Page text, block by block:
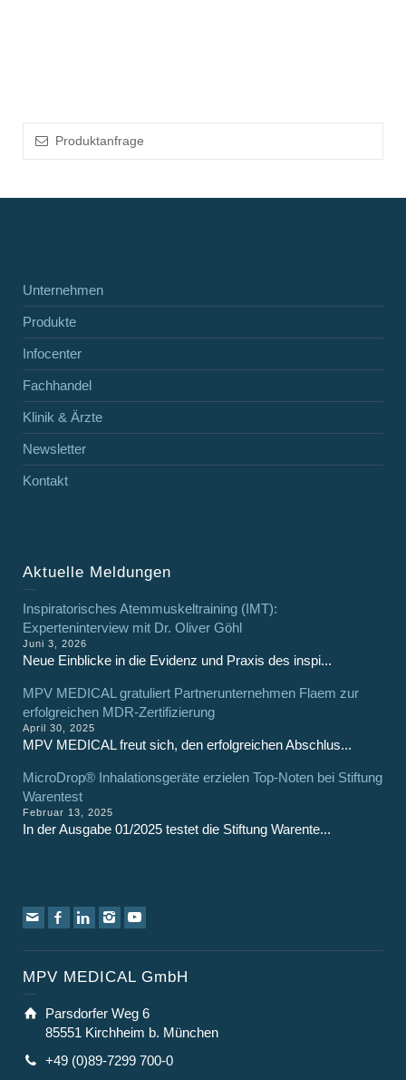
Produktanfrage
Unternehmen
Produkte
Infocenter
Fachhandel
Klinik & Ärzte
Newsletter
Kontakt
Aktuelle Meldungen
Inspiratorisches Atemmuskeltraining (IMT):
Experteninterview mit Dr. Oliver Göhl
Juni 3, 2026
Neue Einblicke in die Evidenz und Praxis des inspi...
MPV MEDICAL gratuliert Partnerunternehmen Flaem zur
erfolgreichen MDR-Zertifizierung
April 30, 2025
MPV MEDICAL freut sich, den erfolgreichen Abschlus...
MicroDrop® Inhalationsgeräte erzielen Top-Noten bei Stiftung
Warentest
Februar 13, 2025
In der Ausgabe 01/2025 testet die Stiftung Warente...
MPV MEDICAL GmbH
Parsdorfer Weg 6
85551 Kirchheim b. München
+49 (0)89-7299 700-0